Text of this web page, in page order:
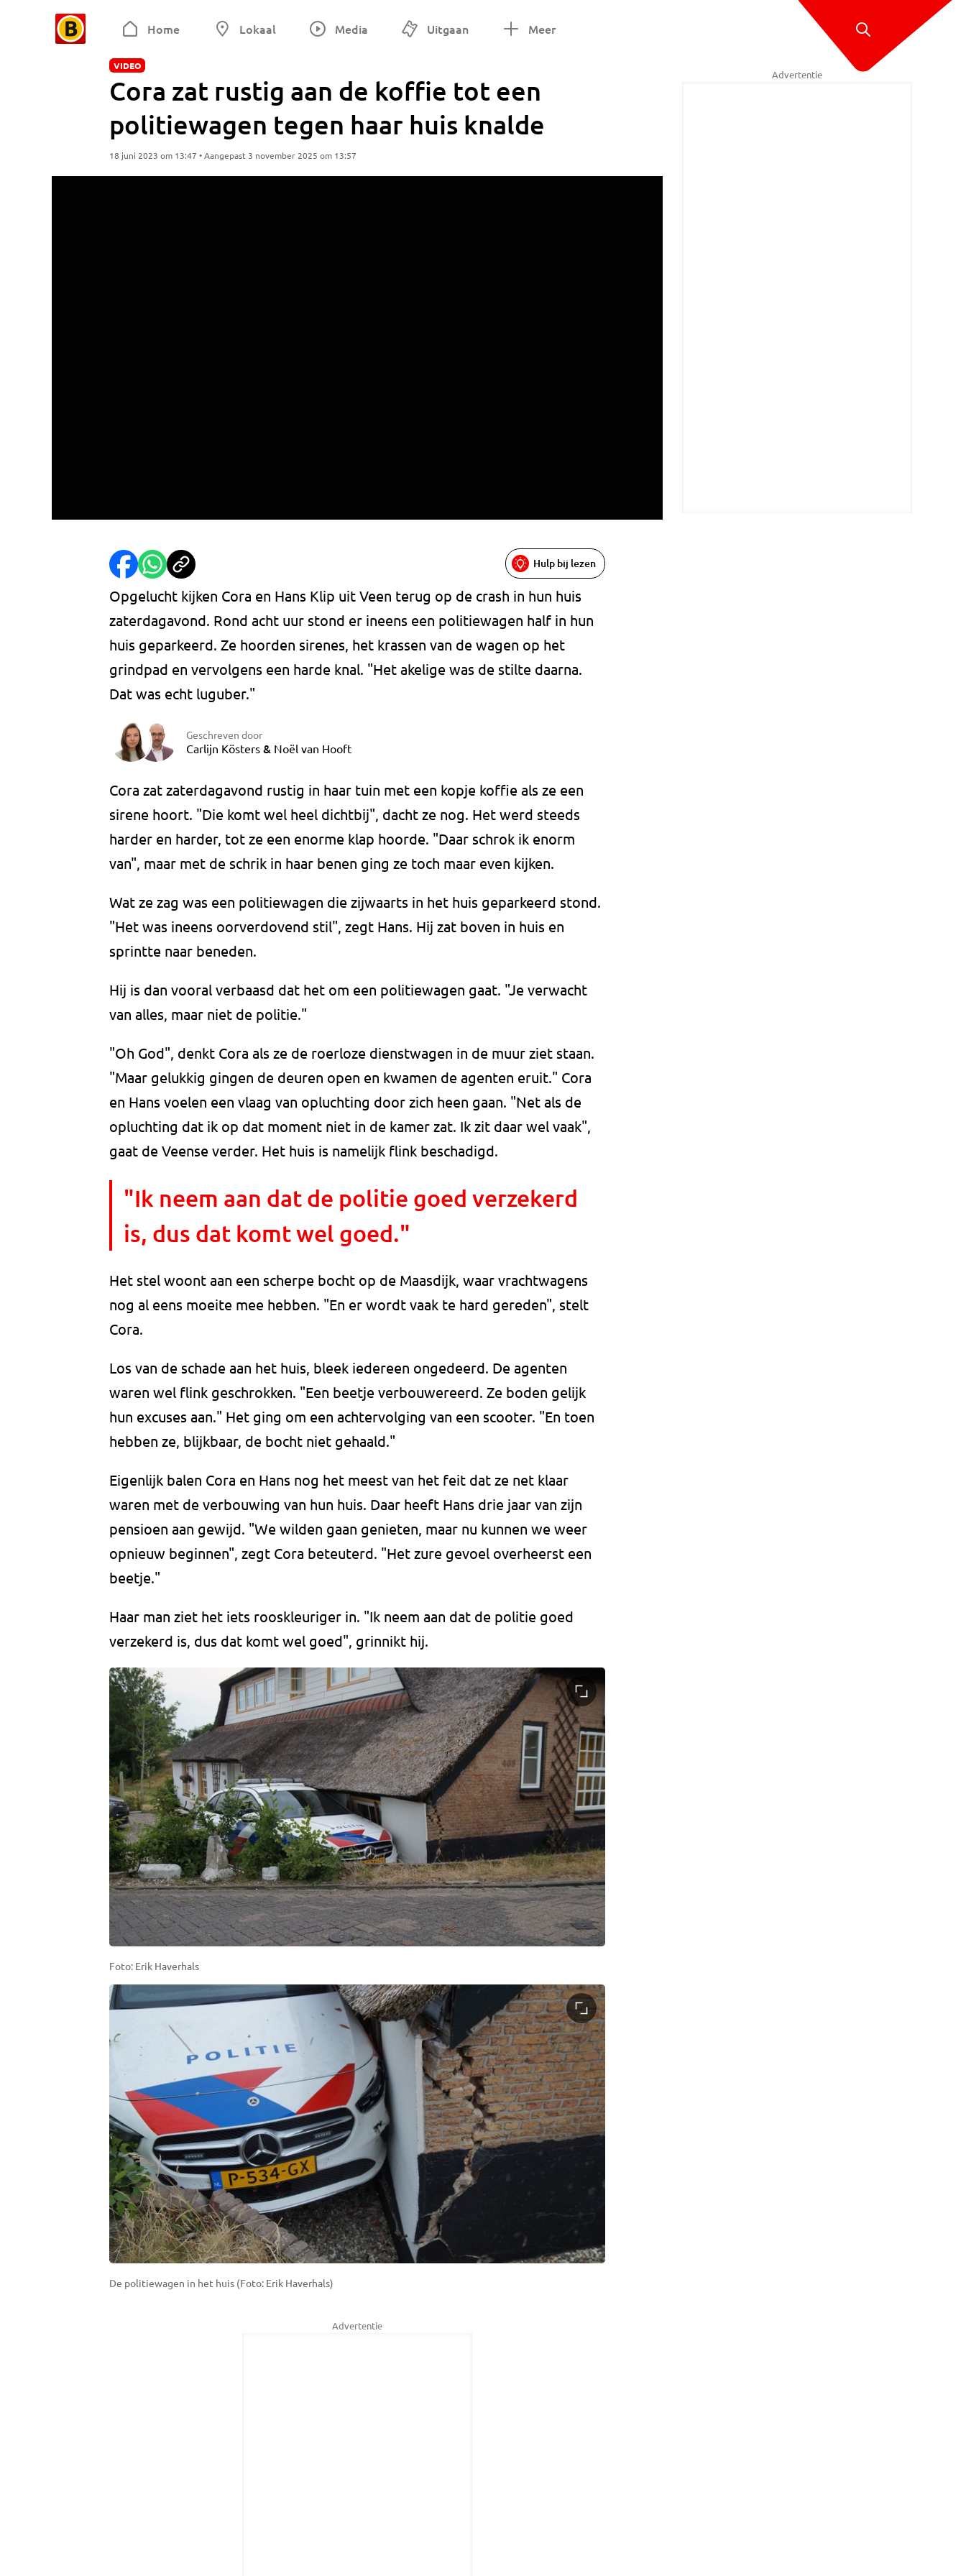
Home Lokaal Media Uitgaan Meer
VIDEO
Cora zat rustig aan de koffie tot een
politiewagen tegen haar huis knalde
18 juni 2023 om 13:47 • Aangepast 3 november 2025 om 13:57
Hulp bij lezen
Opgelucht kijken Cora en Hans Klip uit Veen terug op de crash in hun huis
zaterdagavond. Rond acht uur stond er ineens een politiewagen half in hun
huis geparkeerd. Ze hoorden sirenes, het krassen van de wagen op het
grindpad en vervolgens een harde knal. "Het akelige was de stilte daarna.
Dat was echt luguber."
Geschreven door
Carlijn Kösters & Noël van Hooft
Cora zat zaterdagavond rustig in haar tuin met een kopje koffie als ze een
sirene hoort. "Die komt wel heel dichtbij", dacht ze nog. Het werd steeds
harder en harder, tot ze een enorme klap hoorde. "Daar schrok ik enorm
van", maar met de schrik in haar benen ging ze toch maar even kijken.
Wat ze zag was een politiewagen die zijwaarts in het huis geparkeerd stond.
"Het was ineens oorverdovend stil", zegt Hans. Hij zat boven in huis en
sprintte naar beneden.
Hij is dan vooral verbaasd dat het om een politiewagen gaat. "Je verwacht
van alles, maar niet de politie."
"Oh God", denkt Cora als ze de roerloze dienstwagen in de muur ziet staan.
"Maar gelukkig gingen de deuren open en kwamen de agenten eruit." Cora
en Hans voelen een vlaag van opluchting door zich heen gaan. "Net als de
opluchting dat ik op dat moment niet in de kamer zat. Ik zit daar wel vaak",
gaat de Veense verder. Het huis is namelijk flink beschadigd.
"Ik neem aan dat de politie goed verzekerd
is, dus dat komt wel goed."
Het stel woont aan een scherpe bocht op de Maasdijk, waar vrachtwagens
nog al eens moeite mee hebben. "En er wordt vaak te hard gereden", stelt
Cora.
Los van de schade aan het huis, bleek iedereen ongedeerd. De agenten
waren wel flink geschrokken. "Een beetje verbouwereerd. Ze boden gelijk
hun excuses aan." Het ging om een achtervolging van een scooter. "En toen
hebben ze, blijkbaar, de bocht niet gehaald."
Eigenlijk balen Cora en Hans nog het meest van het feit dat ze net klaar
waren met de verbouwing van hun huis. Daar heeft Hans drie jaar van zijn
pensioen aan gewijd. "We wilden gaan genieten, maar nu kunnen we weer
opnieuw beginnen", zegt Cora beteuterd. "Het zure gevoel overheerst een
beetje."
Haar man ziet het iets rooskleuriger in. "Ik neem aan dat de politie goed
verzekerd is, dus dat komt wel goed", grinnikt hij.
Foto: Erik Haverhals
De politiewagen in het huis (Foto: Erik Haverhals)
Advertentie
Advertentie